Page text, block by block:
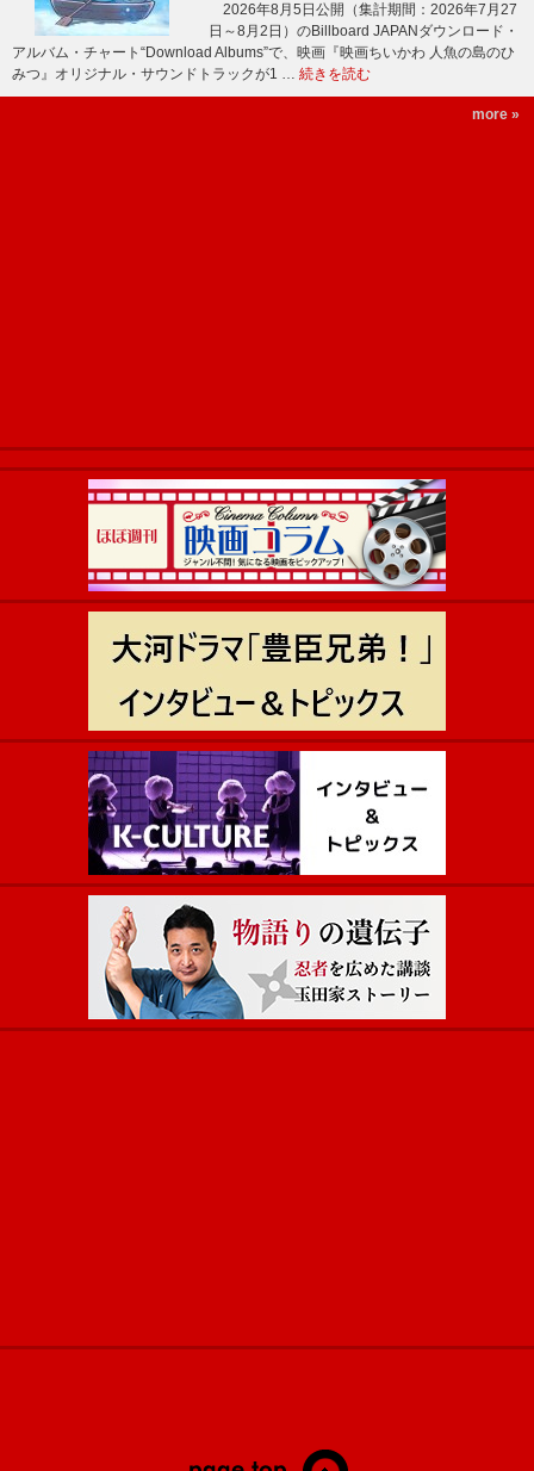
2026年8月5日公開（集計期間：2026年7月27
日～8月2日）のBillboard JAPANダウンロード・
アルバム・チャート“Download Albums”で、映画『映画ちいかわ 人魚の島のひ
みつ』オリジナル・サウンドトラックが1 … 続きを読む
more »